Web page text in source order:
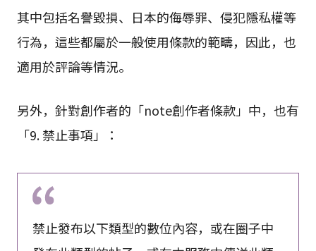
其中包括名譽毀損、日本的侮辱罪、侵犯隱私權等
行為，這些都屬於一般使用條款的範疇，因此，也
適用於評論等情況。
另外，針對創作者的「note創作者條款」中，也有
「9. 禁止事項」：
禁止發布以下類型的數位內容，或在圈子中